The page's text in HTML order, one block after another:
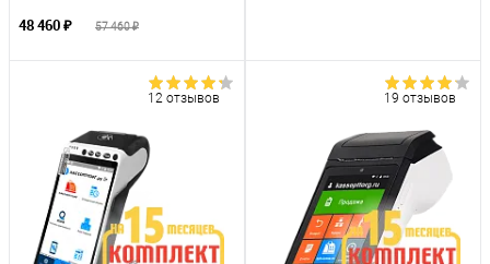
48 460 ₽ 57 460 ₽
12 отзывов 19 отзывов